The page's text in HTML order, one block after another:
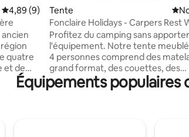
Évaluation moyenne sur la base de 9
4,89 (9)
quatre
et de
cadre
bien
Tente
Fonclaire Holidays - Carpers Rest
View
Profitez du camping sans
l'équipement. Notre tente
4 personnes comprend des
grand format, des couettes, des
oreillers, des ustensiles de cuisine,
vaisselle et des couverts. À
Équipements populaires